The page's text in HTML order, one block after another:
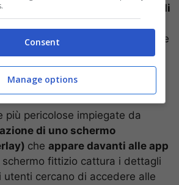
alle applicazioni bancarie e di
sensibili. Oltre a questo,
azione compiuta sul dispositivo e
dati a un server esterno,
attaccanti di rubare identità,
più pericolose impiegate da
di uno schermo
che appare davanti alle app
schermo fittizio cattura i dettagli
utenti cercano di accedere alle
Consent
Manage options